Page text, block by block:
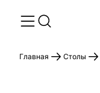
Главная Столы